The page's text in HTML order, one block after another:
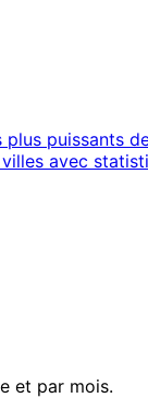
plus puissants
villes avec
et par mois.